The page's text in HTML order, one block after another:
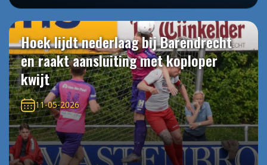
Hoek lijdt nederlaag bij Barendrecht
en raakt aansluiting met koploper
kwijt
11-05-2026